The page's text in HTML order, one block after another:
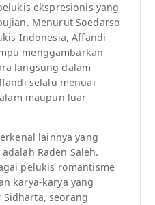
ekspresionis yang
Menurut Soedarso
Indonesia, Affandi
menggambarkan
langsung dalam
selalu menuai
maupun luar
lainnya yang
Raden Saleh.
pelukis romantisme
karya-karya yang
seorang